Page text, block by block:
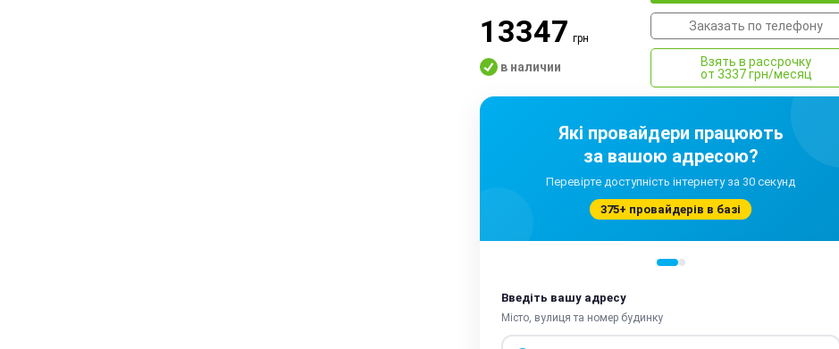
13347грн
в наличии
Заказать по телефону
Взять в рассрочку
от 3337 грн/месяц
Які провайдери працюють
за вашою адресою?
Перевірте доступність інтернету за 30 секунд
375+ провайдерів в базі
Введіть вашу адресу
Місто, вулиця та номер будинку